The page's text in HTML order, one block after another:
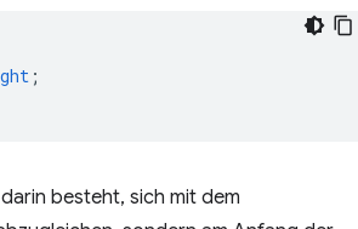
;
besteht, sich mit dem